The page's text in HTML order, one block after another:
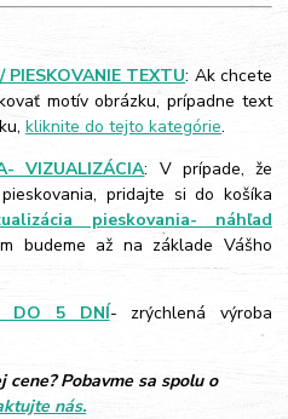
PIESKOVANIE TEXTU: Ak chcete
motív obrázku, prípadne text
kliknite do tejto kategórie.
VIZUALIZÁCIA: V prípade, že
pridajte si do košíka
pieskovania- náhľad
budeme až na základe Vášho
DO 5 DNÍ- zrýchlená výroba
Pobavme sa spolu o
nás.